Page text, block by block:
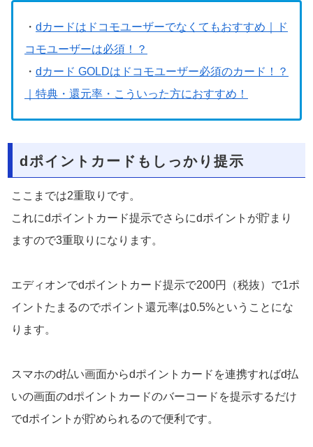
・ dカードはドコモユーザーでなくてもおすすめ｜ド
コモユーザーは必須！？
・ dカード GOLDはドコモユーザー必須のカード！？
｜特典・還元率・こういった方におすすめ！
dポイントカードもしっかり提示
ここまでは2重取りです。
これにdポイントカード提示でさらにdポイントが貯まり
ますので3重取りになります。
エディオンでdポイントカード提示で200円（税抜）で1ポ
イントたまるのでポイント還元率は0.5%ということにな
ります。
スマホのd払い画面からdポイントカードを連携すればd払
いの画面のdポイントカードのバーコードを提示するだけ
でdポイントが貯められるので便利です。